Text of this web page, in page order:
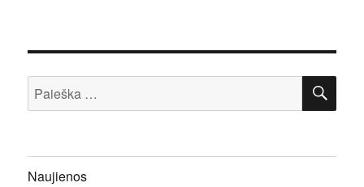
Ieškoti:
Naujienos